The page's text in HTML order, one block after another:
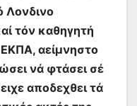
Λονδινο
τόν καθηγητή
ΕΚΠΑ, αείμνηστο
νά φτάσει σέ
αποδεχθει τά